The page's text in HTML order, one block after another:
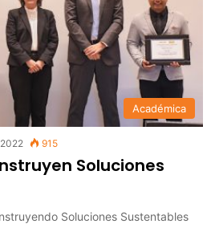
Académica
915
Soluciones
Soluciones Sustentables